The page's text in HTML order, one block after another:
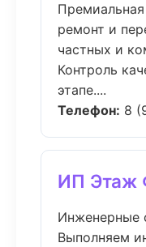
ремонт и
частных и
Контроль
этапе....
Телефон: 8
ИП Этаж
Инженерные
Выполняем